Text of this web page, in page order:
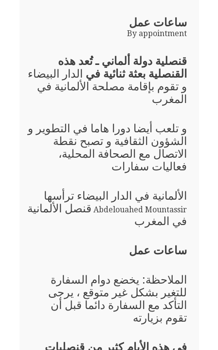
ساعات عمل
By appointment
قنصلية دولة ألماني ـ تُعد هذه
القنصلية بعثة ثنائية في الدار البيضاء
و تقوم بإقامة مصلحة الألمانية في
المغرب
و تلعب أيضا دورا هاما في التطوير و
الشؤون الثقافية و تصبح نقطة
الاتصال مع الصحافة المحلية،
فعاليات سفارات
الألمانية في الدار البيضاء ترأسها
Abdelouahed Mountassir قنصل الألمانية
في المغرب
ساعات عمل
الملاحظة: يخضع دوام السفارة
للتغير بشكل غير متوقع ، يرجى
التأكد مع السفارة دائما قبل أن
تقوم بزيارته
في هذه الأيام كثير من قنصليات